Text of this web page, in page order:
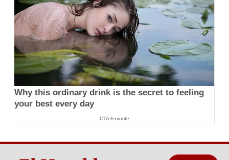
Why this ordinary drink is the secret to feeling
your best every day
CTA Favorite